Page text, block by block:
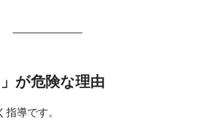
が危険な理由
指導です。